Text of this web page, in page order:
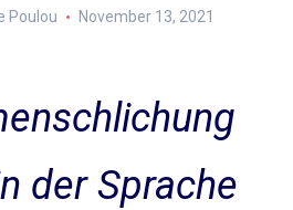
Poulou November 13, 2021
der Sprache